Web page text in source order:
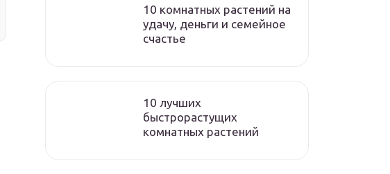
10 комнатных растений на
удачу, деньги и семейное
счастье
10 лучших
быстрорастущих
комнатных растений